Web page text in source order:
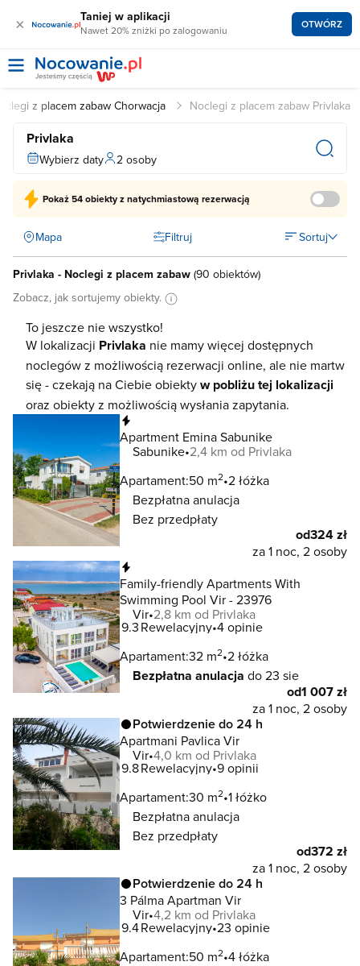
× Taniej w aplikacji
Nawet 20% zniżki po zalogowaniu OTWÓRZ
z placem zabaw Chorwacja Noclegi z placem zabaw Privlaka
Privlaka
Wybierz daty 2 osoby
Pokaż54 obiektyz natychmiastową rezerwacją
Mapa Filtruj Sortuj
Privlaka - Noclegi z placem zabaw (90 obiektów)
Zobacz, jak sortujemy obiekty.
To jeszcze nie wszystko!
W lokalizacji Privlaka nie mamy więcej dostępnych
noclegów z możliwością rezerwacji online, ale nie martw
się - czekają na Ciebie obiektyw pobliżu tej lokalizacji
oraz obiekty z możliwością wysłania zapytania.
Apartment Emina Sabunike
Sabunike 2,4 km od Privlaka
Apartament:50 m2 2 łóżka
Bezpłatna anulacja
Bez przedpłaty
od324 zł
za 1 noc, 2 osoby
Family-friendly Apartments With
Swimming Pool Vir - 23976
Vir 2,8 km od Privlaka
9.3Rewelacyjny 4 opinie
Apartament:32 m2 2 łóżka
Bezpłatna anulacja do 23 sie
od1 007 zł
za 1 noc, 2 osoby
Potwierdzenie do 24 h
Apartmani Pavlica Vir
Vir 4,0 km od Privlaka
9.8Rewelacyjny 9 opinii
Apartament:30 m2 1 łóżko
Bezpłatna anulacja
Bez przedpłaty
od372 zł
za 1 noc, 2 osoby
Potwierdzenie do 24 h
3 Pálma Apartman Vir
Vir 4,2 km od Privlaka
9.4Rewelacyjny 23 opinie
Apartament:50 m2 4 łóżka